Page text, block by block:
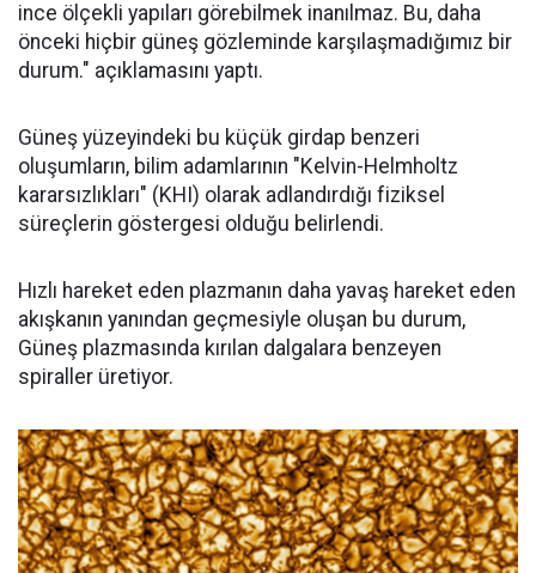
ince ölçekli yapıları görebilmek inanılmaz. Bu, daha
önceki hiçbir güneş gözleminde karşılaşmadığımız bir
durum." açıklamasını yaptı.
Güneş yüzeyindeki bu küçük girdap benzeri
oluşumların, bilim adamlarının "Kelvin-Helmholtz
kararsızlıkları" (KHI) olarak adlandırdığı fiziksel
süreçlerin göstergesi olduğu belirlendi.
Hızlı hareket eden plazmanın daha yavaş hareket eden
akışkanın yanından geçmesiyle oluşan bu durum,
Güneş plazmasında kırılan dalgalara benzeyen
spiraller üretiyor.